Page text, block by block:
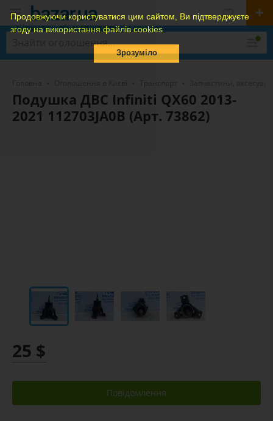
Продовжуючи користуватися цим сайтом, Ви підтверджуєте
згоду на використання файлів cookies
Зрозуміло
Подушка ДВС Infiniti QX60 2013-
2021 112703JA0B (Арт. 73862)
25 $
Повідомлення